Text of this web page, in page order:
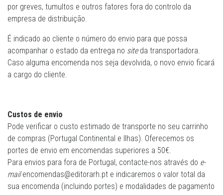
por greves, tumultos e outros fatores fora do controlo da
empresa de distribuição.
É indicado ao cliente o número do envio para que possa
acompanhar o estado da entrega no site da transportadora.
Caso alguma encomenda nos seja devolvida, o novo envio ficará
a cargo do cliente.
Custos de envio
Pode verificar o custo estimado de transporte no seu carrinho
de compras (Portugal Continental e Ilhas). Oferecemos os
portes de envio em encomendas superiores a 50€.
Para envios para fora de Portugal, contacte-nos através do e-
mailencomendas@editorarh.pt e indicaremos o valor total da
sua encomenda (incluindo portes) e modalidades de pagamento